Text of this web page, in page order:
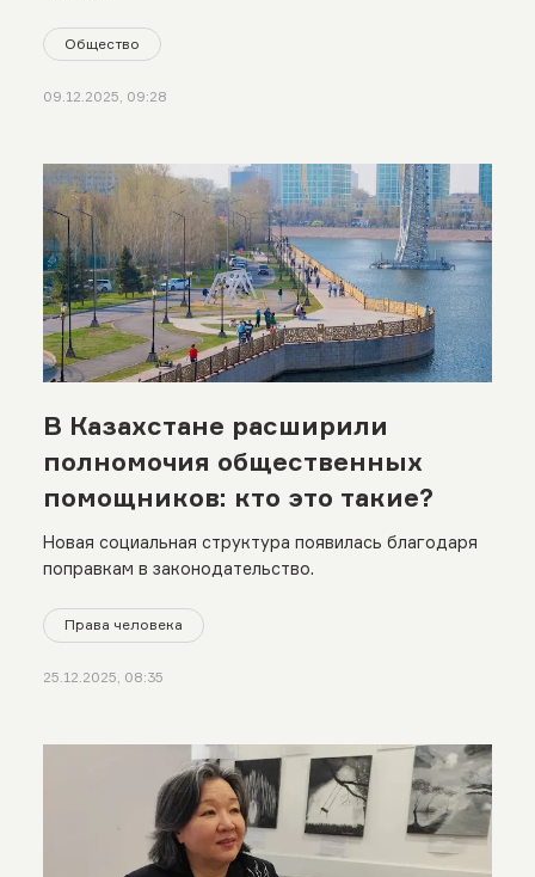
Общество
09.12.2025, 09:28
В Казахстане расширили
полномочия общественных
помощников: кто это такие?
Новая социальная структура появилась благодаря
поправкам в законодательство.
Права человека
25.12.2025, 08:35